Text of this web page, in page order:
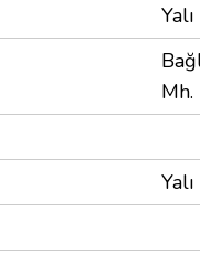
Mh.